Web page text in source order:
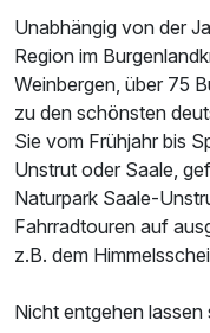
Ausstattung
Unabhängig von der
Region im
Weinbergen, über 75
zu den schönsten
Sie vom Frühjahr bis
Unstrut oder Saale,
Naturpark Saale-
Fahrradtouren auf
z.B. dem
Nicht entgehen